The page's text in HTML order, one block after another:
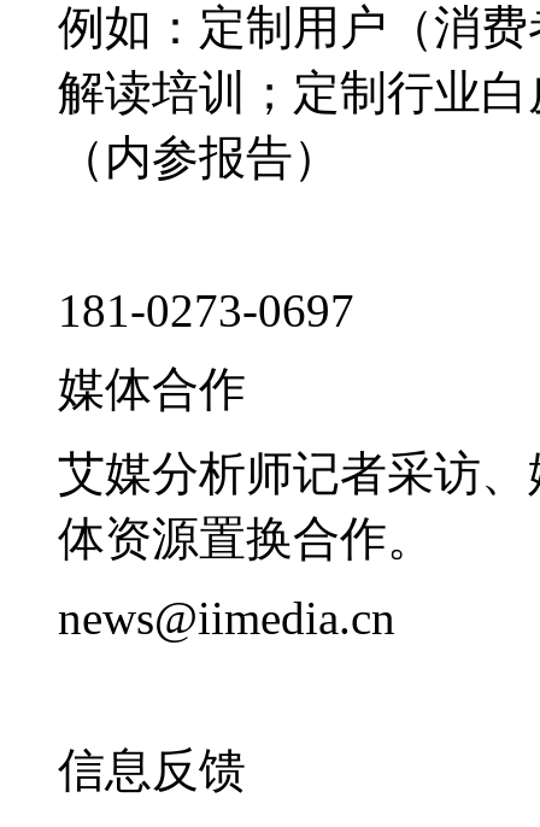
例如：定制用户（消
解读培训；定制行业
（内参报告）
181-0273-0697
媒体合作
艾媒分析师记者采访
体资源置换合作。
news@iimedia.cn
信息反馈